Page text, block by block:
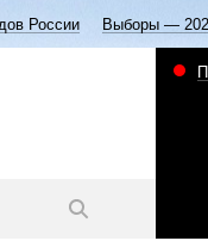
России Выборы —